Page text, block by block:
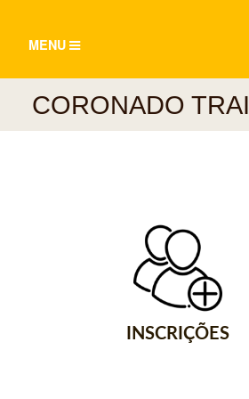
TOGGLE
MENU
CORONADO
INSCRIÇÕES